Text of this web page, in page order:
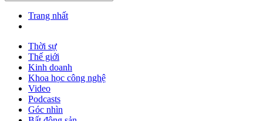
Trang nhất
Thời sự
Thế giới
Kinh doanh
Khoa học công nghệ
Video
Podcasts
Góc nhìn